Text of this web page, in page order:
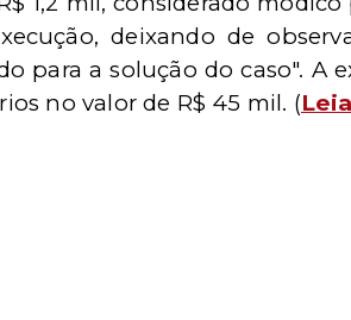
deixando de
para a solução do caso". A
no valor de R$ 45 mil. (